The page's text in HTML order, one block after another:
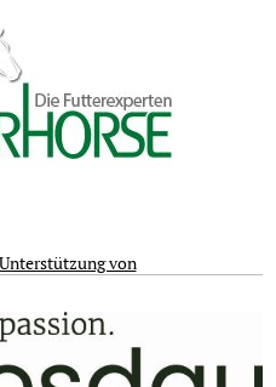
von